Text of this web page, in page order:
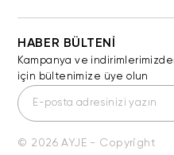
HABER BÜLTENİ
Kampanya ve
için bültenimize üye olun
© 2026 AYJE - Copyright